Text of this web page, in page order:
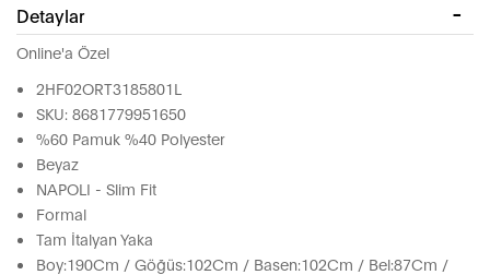
Detaylar
Online'a Özel
2HF02ORT3185801L
SKU: 8681779951650
%60 Pamuk %40 Polyester
Beyaz
NAPOLI - Slim Fit
Formal
Tam İtalyan Yaka
Boy:190Cm / Göğüs:102Cm / Basen:102Cm / Bel:87Cm /